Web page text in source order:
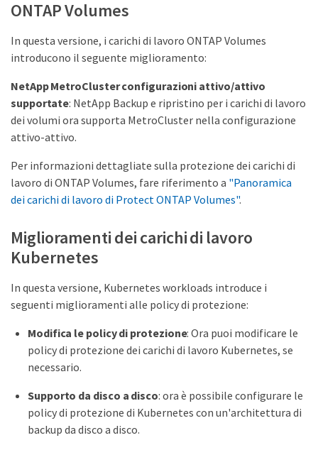
ONTAP Volumes
In questa versione, i carichi di lavoro ONTAP Volumes
introducono il seguente miglioramento:
NetApp MetroCluster configurazioni attivo/attivo
supportate: NetApp Backup e ripristino per i carichi di lavoro
dei volumi ora supporta MetroCluster nella configurazione
attivo-attivo.
Per informazioni dettagliate sulla protezione dei carichi di
lavoro di ONTAP Volumes, fare riferimento a "Panoramica
dei carichi di lavoro di Protect ONTAP Volumes".
Miglioramenti dei carichi di lavoro
Kubernetes
In questa versione, Kubernetes workloads introduce i
seguenti miglioramenti alle policy di protezione:
Modifica le policy di protezione: Ora puoi modificare le
policy di protezione dei carichi di lavoro Kubernetes, se
necessario.
Supporto da disco a disco: ora è possibile configurare le
policy di protezione di Kubernetes con un'architettura di
backup da disco a disco.